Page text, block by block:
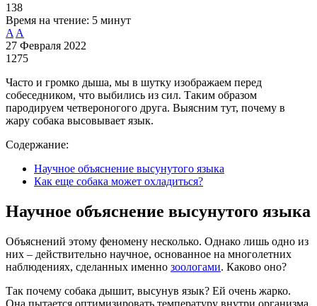
138
Время на чтение: 5 минут
A A
27 Февраля 2022
1275
Часто и громко дыша, мы в шутку изображаем перед
собеседником, что выбились из сил. Таким образом
пародируем четвероногого друга. Выясним тут, почему в
жару собака высовывает язык.
Содержание:
Научное объяснение высунутого языка
Как еще собака может охладиться?
Научное объяснение высунутого языка
Объяснений этому феномену несколько. Однако лишь одно из
них – действительно научное, основанное на многолетних
наблюдениях, сделанных именно зоологами. Каково оно?
Так почему собака дышит, высунув язык? Ей очень жарко.
Она пытается оптимизировать температуру внутри организма.